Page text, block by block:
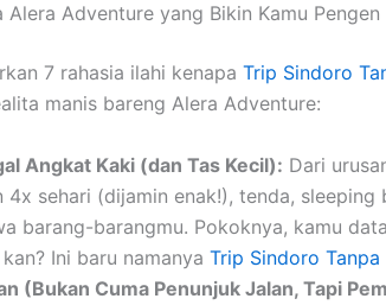
Adventure yang Bikin Kamu
7 rahasia ilahi kenapa Trip Sindoro
manis bareng Alera Adventure:
Angkat Kaki (dan Tas Kecil): Dari
sehari (dijamin enak!), tenda, sleeping
barang-barangmu. Pokoknya, kamu
Ini baru namanya Trip Sindoro Tanpa
(Bukan Cuma Penunjuk Jalan, Tapi